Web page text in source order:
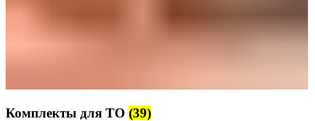
Комплекты для ТО (39)